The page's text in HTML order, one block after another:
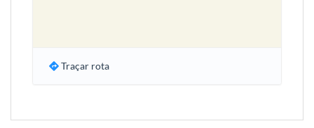
Traçar rota